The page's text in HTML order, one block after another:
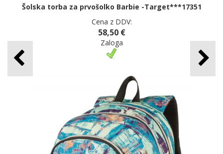
Šolska torba za prvošolko Barbie -Target***17351
Cena z DDV:
58,50 €
Zaloga